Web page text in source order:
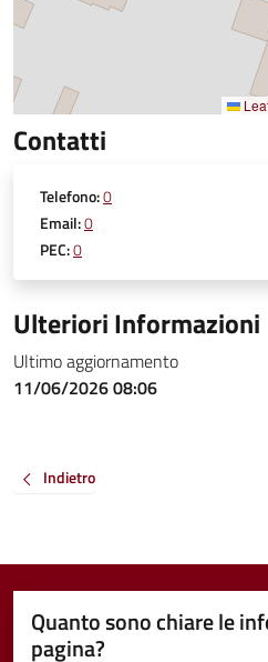
Contatti
Telefono:0
Email:0
PEC:0
Ulteriori Informazioni
Ultimo aggiornamento
11/06/2026 08:06
Indietro
Quanto sono chiare le
pagina?